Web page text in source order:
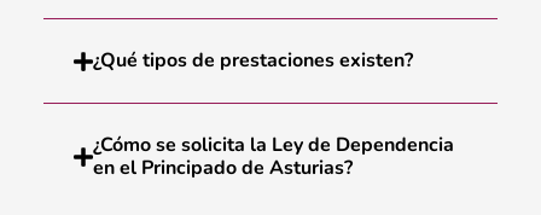
¿Qué tipos de prestaciones existen?
¿Cómo se solicita la Ley de Dependencia
en el Principado de Asturias?